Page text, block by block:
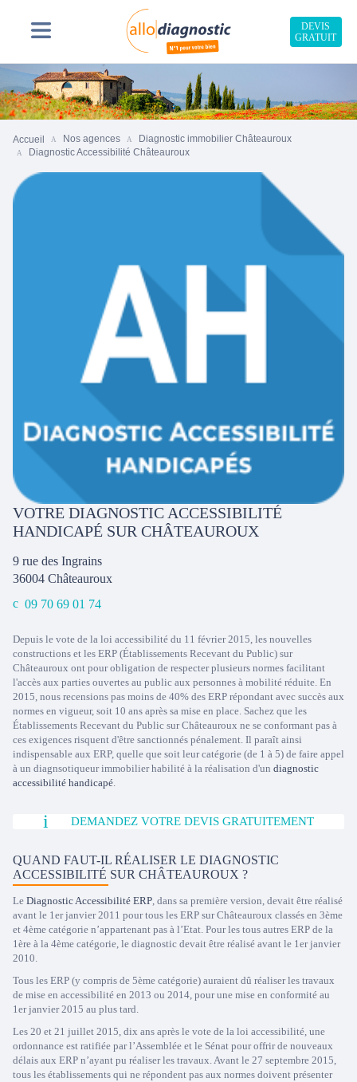
DEVIS
GRATUIT
Accueil Nos agences
Diagnostic immobilier Châteauroux
Diagnostic Accessibilité Châteauroux
VOTRE DIAGNOSTIC ACCESSIBILITÉ
HANDICAPÉ SUR CHÂTEAUROUX
9 rue des Ingrains
36004 Châteauroux
09 70 69 01 74
Depuis le vote de la loi accessibilité du 11 février 2015, les nouvelles
constructions et les ERP (Établissements Recevant du Public) sur
Châteauroux ont pour obligation de respecter plusieurs normes facilitant
l'accès aux parties ouvertes au public aux personnes à mobilité réduite. En
2015, nous recensions pas moins de 40% des ERP répondant avec succès aux
normes en vigueur, soit 10 ans après sa mise en place. Sachez que les
Établissements Recevant du Public sur Châteauroux ne se conformant pas à
ces exigences risquent d'être sanctionnés pénalement. Il paraît ainsi
indispensable aux ERP, quelle que soit leur catégorie (de 1 à 5) de faire appel
à un diagnsotiqueur immobilier habilité à la réalisation d'un diagnostic
accessibilité handicapé.
DEMANDEZ VOTRE DEVIS GRATUITEMENT
QUAND FAUT-IL RÉALISER LE DIAGNOSTIC
ACCESSIBILITÉ SUR CHÂTEAUROUX ?
Le Diagnostic Accessibilité ERP, dans sa première version, devait être réalisé
avant le 1er janvier 2011 pour tous les ERP sur Châteauroux classés en 3ème
et 4ème catégorie n’appartenant pas à l’Etat. Pour les tous autres ERP de la
1ère à la 4ème catégorie, le diagnostic devait être réalisé avant le 1er janvier
2010.
Tous les ERP (y compris de 5ème catégorie) auraient dû réaliser les travaux
de mise en accessibilité en 2013 ou 2014, pour une mise en conformité au
1er janvier 2015 au plus tard.
Les 20 et 21 juillet 2015, dix ans après le vote de la loi accessibilité, une
ordonnance est ratifiée par l’Assemblée et le Sénat pour offrir de nouveaux
délais aux ERP n’ayant pu réaliser les travaux. Avant le 27 septembre 2015,
tous les établissements qui ne répondent pas aux normes doivent présenter